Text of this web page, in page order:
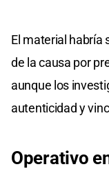
El material habría
de la causa por
aunque los
autenticidad y
Operativo